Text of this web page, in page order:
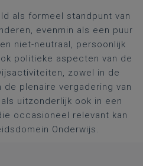
als formeel standpunt van
evenmin als een puur
niet-neutraal, persoonlijk
politieke aspecten van de
zowel in de
de plenaire vergadering van
uitzonderlijk ook in een
occasioneel relevant kan
Onderwijs.